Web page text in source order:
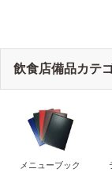
飲食店備品カテ
メニューブック